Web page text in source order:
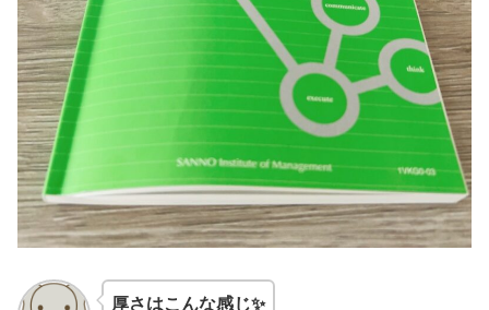
厚さはこんな感じ✨